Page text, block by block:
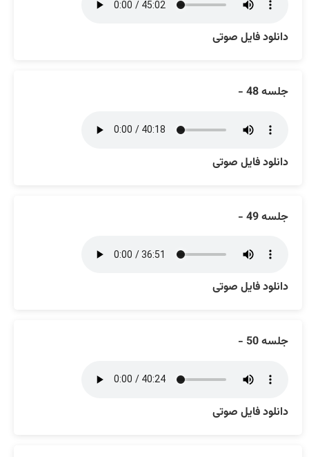
دانلود فایل صوتی
جلسه 48 -
دانلود فایل صوتی
جلسه 49 -
دانلود فایل صوتی
جلسه 50 -
دانلود فایل صوتی